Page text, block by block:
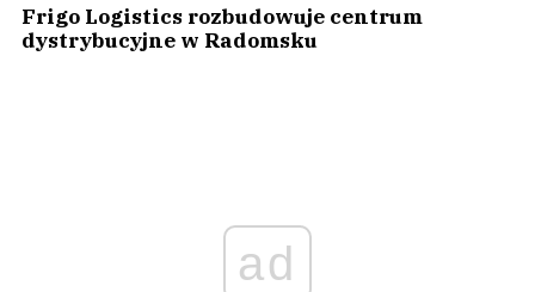
Frigo Logistics rozbudowuje centrum
dystrybucyjne w Radomsku
ad